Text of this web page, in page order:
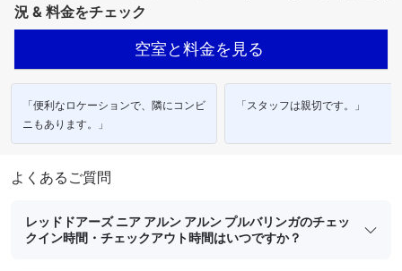
況 & 料金をチェック
空室と料金を見る
「便利なロケーションで、隣にコンビ
ニもあります。」
「スタッフは親切です。」
よくあるご質問
レッドドアーズ ニア アルン アルン プルバリンガのチェッ
クイン時間・チェックアウト時間はいつですか？